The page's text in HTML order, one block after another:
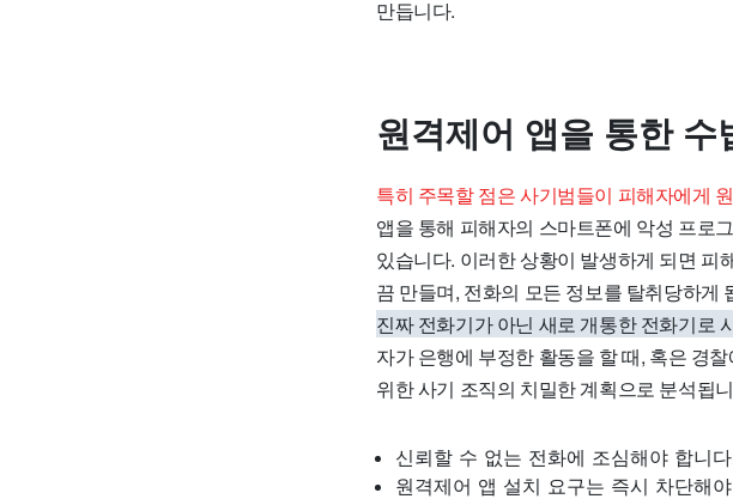
만듭니다.
원격제어 앱을 통한 수
특히 주목할 점은 사기범들이 피해자에게
앱을 통해 피해자의 스마트폰에 악성 프로
있습니다. 이러한 상황이 발생하게 되면
끔 만들며, 전화의 모든 정보를 탈취당하게
진짜 전화기가 아닌 새로 개통한 전화기로
자가 은행에 부정한 활동을 할 때, 혹은 경
위한 사기 조직의 치밀한 계획으로 분석됩
신뢰할 수 없는 전화에 조심해야 합니
원격제어 앱 설치 요구는 즉시 차단해